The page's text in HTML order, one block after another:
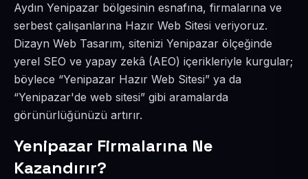
Aydın Yenipazar bölgesinin esnafına, firmalarına ve
serbest çalışanlarına Hazır Web Sitesi veriyoruz.
Dizayn Web Tasarım, sitenizi Yenipazar ölçeğinde
yerel SEO ve yapay zekâ (AEO) içerikleriyle kurgular;
böylece “Yenipazar Hazır Web Sitesi” ya da
“Yenipazar'de web sitesi” gibi aramalarda
görünürlüğünüzü artırır.
Yenipazar Firmalarına Ne
Kazandırır?